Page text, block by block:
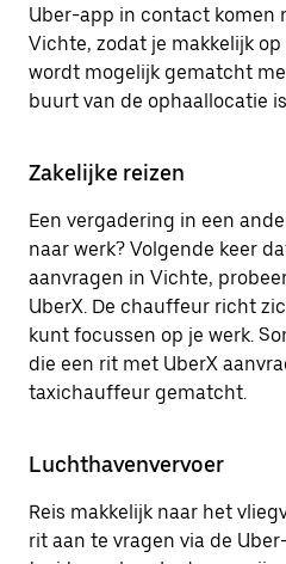
Uber-app in contact komen
Vichte, zodat je makkelijk
wordt mogelijk gematcht
buurt van de ophaallocatie
Zakelijke reizen
Een vergadering in een
naar werk? Volgende keer
aanvragen in Vichte,
UberX. De chauffeur richt
kunt focussen op je werk.
die een rit met UberX
taxichauffeur gematcht.
Luchthavenvervoer
Reis makkelijk naar het
rit aan te vragen via de